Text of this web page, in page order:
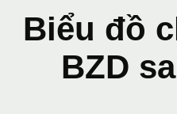
Biểu đồ
BZD